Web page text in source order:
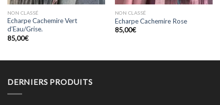
NON CLASSÉ
Echarpe Cachemire Vert
d’Eau/Grise.
85,00€
NON CLASSÉ
Echarpe Cachemire Rose
85,00€
DERNIERS PRODUITS